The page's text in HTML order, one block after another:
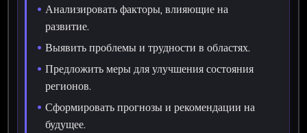
Анализировать факторы, влияющие на
развитие.
Выявить проблемы и трудности в областях.
Предложить меры для улучшения состояния
регионов.
Сформировать прогнозы и рекомендации на
будущее.